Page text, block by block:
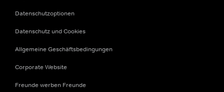
Datenschutzoptionen
Datenschutz und Cookies
Allgemeine Geschäftsbedingungen
Corporate Website
Freunde werben Freunde